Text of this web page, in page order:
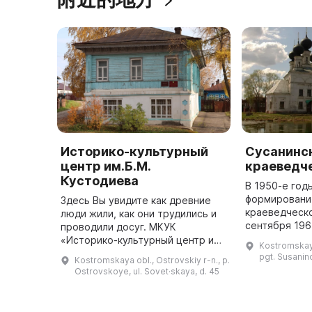
Историко-культурный
центр им.Б.М.
Кустодиева
Здесь Вы увидите как древние
люди жили, как они трудились и
проводили досуг. МКУК
«Историко-культурный центр им.
марта 1958 года. Он
располагается на площади 186,1
Kostromskaya obl., Ostrovskiy r-n., p.
Ostrovskoye, ul. Sovet·skaya, d. 45
В 1950-е
сентября
музея для
подвига
pgt.